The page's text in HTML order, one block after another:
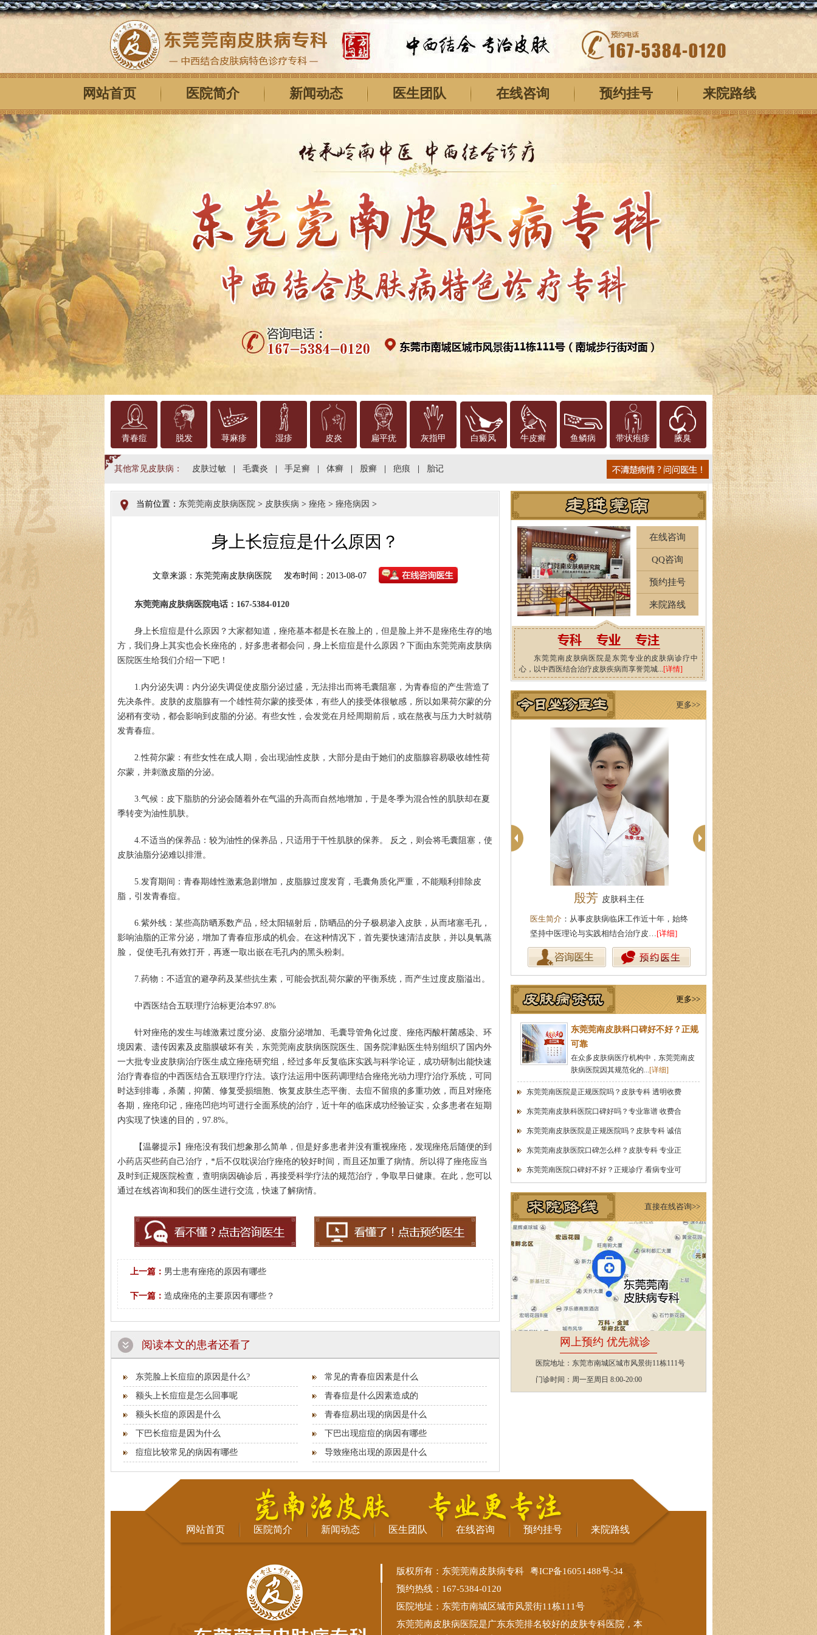
网站首页 医院简介 新闻动态 医生团队 在线咨询 预约挂号 来院路线
青春痘 脱发 荨麻疹 湿疹 皮炎 扁平疣 灰指甲 白癜风 牛皮癣 鱼鳞病 带状疱疹 腋臭
其他常见皮肤病： 皮肤过敏 毛囊炎 手足癣 体癣 股癣 疤痕 胎记
当前位置： 东莞莞南皮肤病医院 > 皮肤疾病 > 痤疮 > 痤疮病因 >
身上长痘痘是什么原因？
文章来源：东莞莞南皮肤病医院 发布时间：2013-08-07
东莞莞南皮肤病医院电话：167-5384-0120
身上长痘痘是什么原因？大家都知道，痤疮基本都是长在脸上的，但是脸上并不是痤疮生存的地
方，我们身上其实也会长痤疮的，好多患者都会问，身上长痘痘是什么原因？下面由东莞莞南皮肤病
医院医生给我们介绍一下吧！
1.内分泌失调：内分泌失调促使皮脂分泌过盛，无法排出而将毛囊阻塞，为青春痘的产生营造了
先决条件。皮肤的皮脂腺有一个雄性荷尔蒙的接受体，有些人的接受体很敏感，所以如果荷尔蒙的分
泌稍有变动，都会影响到皮脂的分泌。有些女性，会发觉在月经周期前后，或在熬夜与压力大时就萌
发青春痘。
2.性荷尔蒙：有些女性在成人期，会出现油性皮肤，大部分是由于她们的皮脂腺容易吸收雄性荷
尔蒙，并刺激皮脂的分泌。
3.气候：皮下脂肪的分泌会随着外在气温的升高而自然地增加，于是冬季为混合性的肌肤却在夏
季转变为油性肌肤。
4.不适当的保养品：较为油性的保养品，只适用于干性肌肤的保养。 反之，则会将毛囊阻塞，使
皮肤油脂分泌难以排泄。
5.发育期间：青春期雄性激素急剧增加，皮脂腺过度发育，毛囊角质化严重，不能顺利排除皮
脂，引发青春痘。
6.紫外线：某些高防晒系数产品，经太阳辐射后，防晒品的分子极易渗入皮肤，从而堵塞毛孔，
影响油脂的正常分泌，增加了青春痘形成的机会。在这种情况下，首先要快速清洁皮肤，并以臭氧蒸
脸， 促使毛孔有效打开，再逐一取出嵌在毛孔内的黑头粉刺。
7.药物：不适宜的避孕药及某些抗生素，可能会扰乱荷尔蒙的平衡系统，而产生过度皮脂溢出。
中西医结合五联理疗治标更治本97.8%
针对痤疮的发生与雄激素过度分泌、皮脂分泌增加、毛囊导管角化过度、痤疮丙酸杆菌感染、环
境因素、遗传因素及皮脂膜破坏有关，东莞莞南皮肤病医院医生、国务院津贴医生特别组织了国内外
一大批专业皮肤病治疗医生成立痤疮研究组，经过多年反复临床实践与科学论证，成功研制出能快速
治疗青春痘的中西医结合五联理疗疗法。该疗法运用中医药调理结合痤疮光动力理疗治疗系统，可同
时达到排毒，杀菌，抑菌、修复受损细胞、恢复皮肤生态平衡、去痘不留痕的多重功效，而且对痤疮
各期，痤疮印记，痤疮凹疤均可进行全面系统的治疗，近十年的临床成功经验证实，众多患者在短期
内实现了快速的目的，97.8%。
【温馨提示】痤疮没有我们想象那么简单，但是好多患者并没有重视痤疮，发现痤疮后随便的到
小药店买些药自己治疗，*后不仅耽误治疗痤疮的较好时间，而且还加重了病情。所以得了痤疮应当
及时到正规医院检查，查明病因确诊后，再接受科学疗法的规范治疗，争取早日健康。在此，您可以
通过在线咨询和我们的医生进行交流，快速了解病情。
上一篇： 男士患有痤疮的原因有哪些
下一篇： 造成痤疮的主要原因有哪些？
阅读本文的患者还看了
东莞脸上长痘痘的原因是什么? 常见的青春痘因素是什么
额头上长痘痘是怎么回事呢 青春痘是什么因素造成的
额头长痘的原因是什么 青春痘易出现的病因是什么
下巴长痘痘是因为什么 下巴出现痘痘的病因有哪些
痘痘比较常见的病因有哪些 导致痤疮出现的原因是什么
在线咨询
QQ咨询
预约挂号
来院路线
东莞莞南皮肤病医院是东莞专业的皮肤病诊疗中
心，以中西医结合治疗皮肤疾病而享誉莞城...[详情]
更多>>
殷芳 皮肤科主任
医生简介 ：从事皮肤病临床工作近十年，始终
坚持中医理论与实践相结合治疗皮…[详细]
更多>>
东莞莞南皮肤科口碑好不好？正规
可靠
在众多皮肤病医疗机构中，东莞莞南皮
肤病医院因其规范化的...[详细]
东莞莞南医院是正规医院吗？皮肤专科 透明收费
东莞莞南皮肤科医院口碑好吗？专业靠谱 收费合
东莞莞南皮肤医院是正规医院吗？皮肤专科 诚信
东莞莞南皮肤医院口碑怎么样？皮肤专科 专业正
东莞莞南医院口碑好不好？正规诊疗 看病专业可
直接在线咨询>>
网上预约 优先就诊
医院地址：东莞市南城区城市风景街11栋111号
门诊时间：周一至周日 8:00-20:00
网站首页 医院简介 新闻动态 医生团队 在线咨询 预约挂号 来院路线
版权所有：东莞莞南皮肤病专科
粤ICP备16051488号-34
预约热线：167-5384-0120
医院地址：东莞市南城区城市风景街11栋111号
东莞莞南皮肤病医院是广东东莞排名较好的皮肤专科医院，本